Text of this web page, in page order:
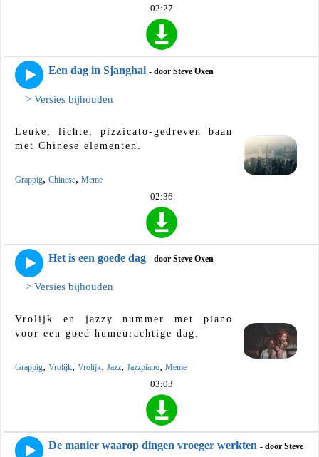
02:27
Een dag in Sjanghai - door Steve Oxen
> Versies bijhouden
Leuke, lichte, pizzicato-gedreven baan
met Chinese elementen.
Grappig, Chinese, Meme
02:36
Het is een goede dag - door Steve Oxen
> Versies bijhouden
Vrolijk en jazzy nummer met piano
voor een goed humeurachtige dag.
Grappig, Vrolijk, Vrolijk, Jazz, Jazzpiano, Meme
03:03
De manier waarop dingen vroeger werkten - door Steve